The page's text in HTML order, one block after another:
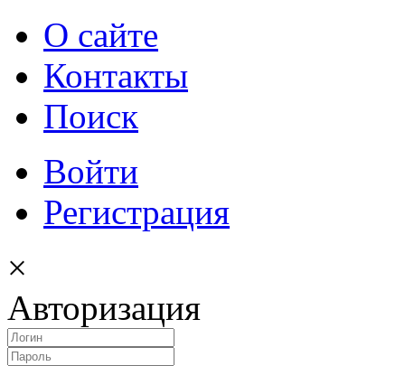
О сайте
Контакты
Поиск
Войти
Регистрация
×
Авторизация